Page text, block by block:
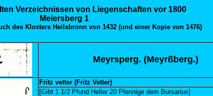
Verzeichnissen von Liegenschaften vor 1800
Meiersberg 1
des Klosters Heilsbronn von 1432 (und einer Kopie von 1476)
Meyrsperg. (Meyrßberg.)
Fritz vetter (Fritz Vetter)
[Gibt 1 1/2 Pfund Heller 20 Pfennige dem Bursarius]